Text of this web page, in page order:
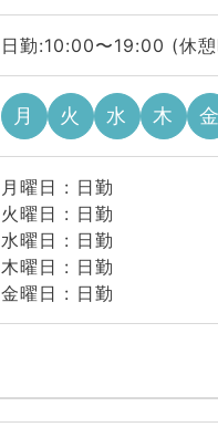
日勤:10:00〜19:00 (休
月 火 水 木 金
月曜日 : 日勤
火曜日 : 日勤
水曜日 : 日勤
木曜日 : 日勤
金曜日 : 日勤